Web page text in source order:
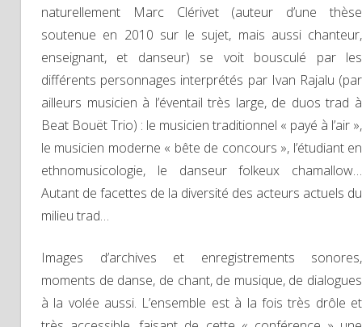
naturellement Marc Clérivet (auteur d’une thèse
soutenue en 2010 sur le sujet, mais aussi chanteur,
enseignant, et danseur) se voit bousculé par les
différents personnages interprétés par Ivan Rajalu (par
ailleurs musicien à l’éventail très large, de duos trad à
Beat Bouët Trio) : le musicien traditionnel « payé à l’air »,
le musicien moderne « bête de concours », l’étudiant en
ethnomusicologie, le danseur folkeux chamallow…
Autant de facettes de la diversité des acteurs actuels du
milieu trad…
Images d’archives et enregistrements sonores,
moments de danse, de chant, de musique, de dialogues
à la volée aussi. L’ensemble est à la fois très drôle et